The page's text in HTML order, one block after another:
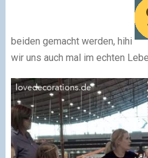
beiden gemacht werden, hihi
wir uns auch mal im echten